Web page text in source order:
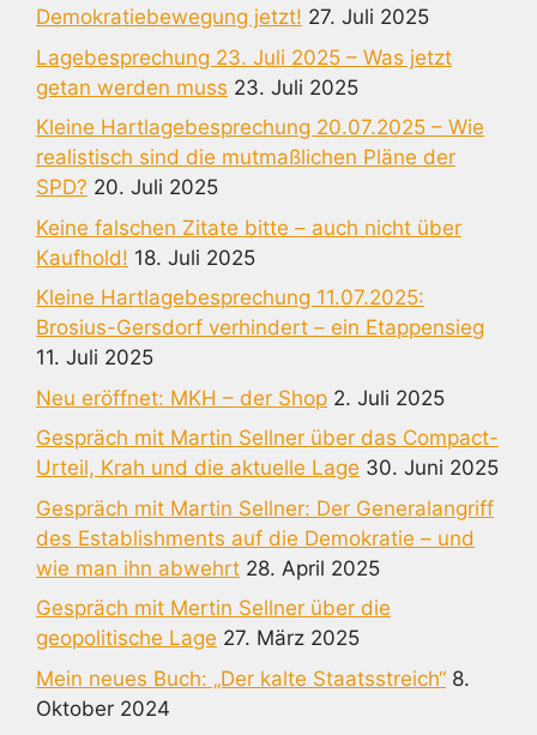
Demokratiebewegung jetzt! 27. Juli 2025
Lagebesprechung 23. Juli 2025 – Was jetzt
getan werden muss 23. Juli 2025
Kleine Hartlagebesprechung 20.07.2025 – Wie
realistisch sind die mutmaßlichen Pläne der
SPD? 20. Juli 2025
Keine falschen Zitate bitte – auch nicht über
Kaufhold! 18. Juli 2025
Kleine Hartlagebesprechung 11.07.2025:
Brosius-Gersdorf verhindert – ein Etappensieg
11. Juli 2025
Neu eröffnet: MKH – der Shop 2. Juli 2025
Gespräch mit Martin Sellner über das Compact-
Urteil, Krah und die aktuelle Lage 30. Juni 2025
Gespräch mit Martin Sellner: Der Generalangriff
des Establishments auf die Demokratie – und
wie man ihn abwehrt 28. April 2025
Gespräch mit Mertin Sellner über die
geopolitische Lage 27. März 2025
Mein neues Buch: „Der kalte Staatsstreich“ 8.
Oktober 2024